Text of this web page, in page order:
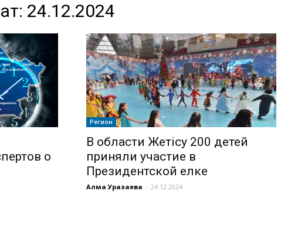
24.12.2024
о
Регион
В области Жетісу 200 детей
приняли участие в
Президентской елке
Алма Уразаева - 24.12.2024